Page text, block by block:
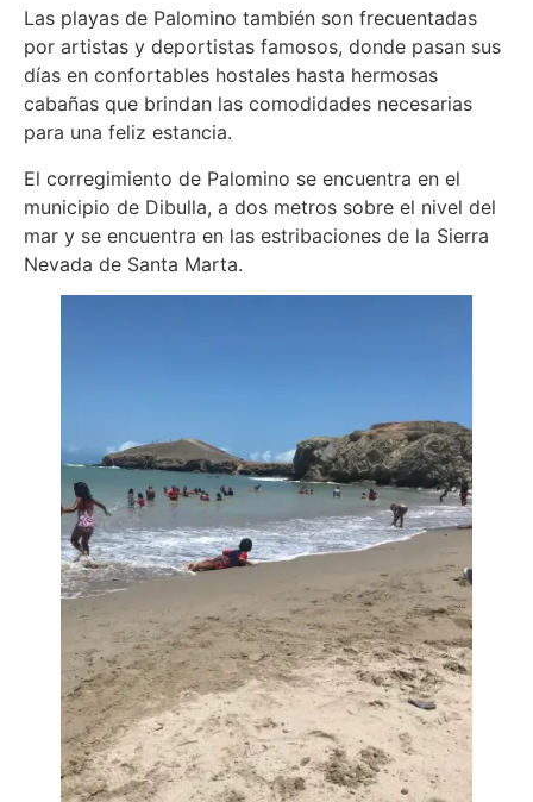
Las playas de Palomino también son frecuentadas
por artistas y deportistas famosos, donde pasan sus
días en confortables hostales hasta hermosas
cabañas que brindan las comodidades necesarias
para una feliz estancia.
El corregimiento de Palomino se encuentra en el
municipio de Dibulla, a dos metros sobre el nivel del
mar y se encuentra en las estribaciones de la Sierra
Nevada de Santa Marta.